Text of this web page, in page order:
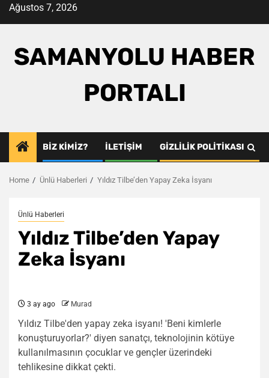
SkipAğustos 7, 2026
SAMANYOLU HABER
PORTALI
BIZ KIMIZ? İLETIŞIM GIZLILIK POLITIKASI
Home Ünlü Haberleri Yıldız Tilbe’den Yapay Zeka İsyanı
Ünlü Haberleri
Yıldız Tilbe’den Yapay
Zeka İsyanı
3 ay ago Murad
Yıldız Tilbe'den yapay zeka isyanı! 'Beni kimlerle
konuşturuyorlar?' diyen sanatçı, teknolojinin kötüye
kullanılmasının çocuklar ve gençler üzerindeki
tehlikesine dikkat çekti.